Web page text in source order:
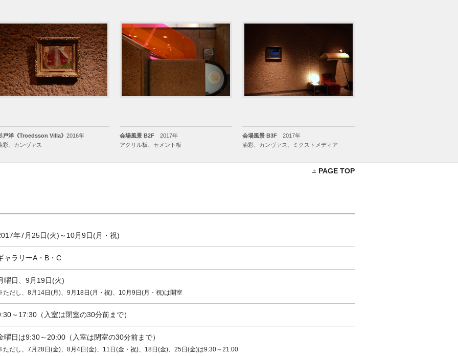
戸洋《Troedsson Villa》 2016年
彩、カンヴァス
会場風景 B2F 2017年
アクリル板、セメント板
会場風景 B3F 2017年
油彩、カンヴァス、ミクストメディア
PAGE TOP
年7月25日(火)～10月9日(月・祝)
ャラリーA・B・C
曜日、9月19日(火)
だし、8月14日(月)、9月18日(月・祝)、10月9日(月・祝)は開室
～17:30（入室は閉室の30分前まで）
曜日は9:30～20:00（入室は閉室の30分前まで）
だし、7月28日(金)、8月4日(金)、11日(金・祝)、18日(金)、25日(金)は9:30～21:00